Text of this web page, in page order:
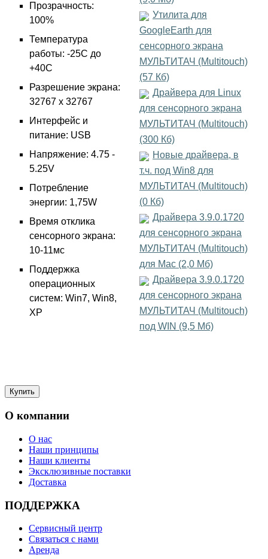
Прозрачность:
100%
Температура
работы: -25С до
+40С
Разрешение экрана:
32767 х 32767
Интерфейс и
питание: USB
Напряжение: 4.75 -
5.25V
Потребление
энергии: 1,75W
Время отклика
сенсорного экрана:
10-11мс
Поддержка
операционных
систем: Win7, Win8,
XP
Утилита для
GoogleEarth для
сенсорного экрана
МУЛЬТИТАЧ (Multitouch)
(57 Кб)
Драйвера для Linux
для сенсорного экрана
МУЛЬТИТАЧ (Multitouch)
(300 Кб)
Новые драйвера, в
т.ч. под Win8 для
МУЛЬТИТАЧ (Multitouch)
(0 Кб)
Драйвера 3.9.0.1720
для сенсорного экрана
МУЛЬТИТАЧ (Multitouch)
для Mac (2,0 Mб)
Драйвера 3.9.0.1720
для сенсорного экрана
МУЛЬТИТАЧ (Multitouch)
под WIN (9,5 Mб)
О компании
О нас
Наши принципы
Наши клиенты
Эксклюзивные поставки
Доставка
ПОДДЕРЖКА
Сервисный центр
Связаться с нами
Аренда